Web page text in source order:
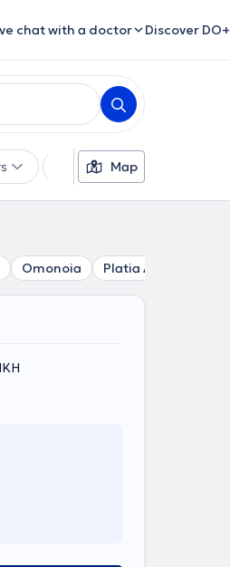
chat with a doctor Discover DO+
LanguagesMap
Omonoia Platia Attikis